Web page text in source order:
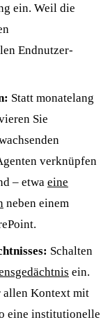
ein. Weil die
Endnutzer-
Statt monatelang
Sie
verknüpfen
– etwa eine
neben einem
Schalten
ein.
allen Kontext mit
eine institutionelle